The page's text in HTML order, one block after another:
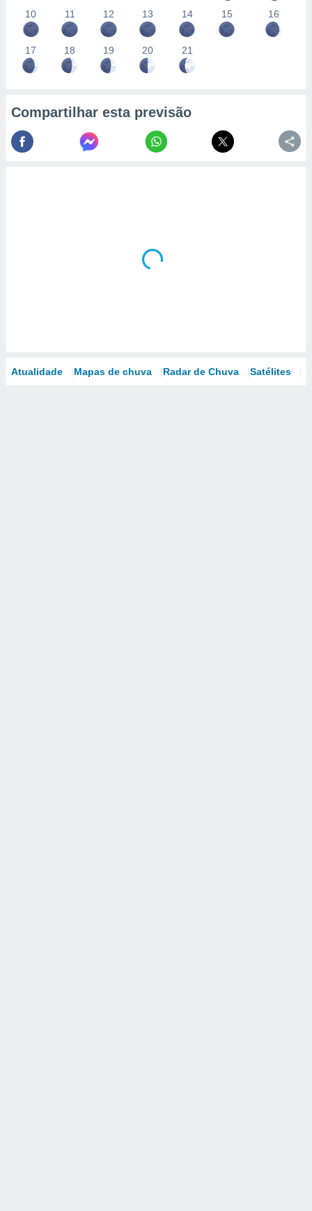
10 11 12 13 14 15 16
17 18 19 20 21
Compartilhar esta previsão
Atualidade Mapas de chuva Radar de Chuva Satélites